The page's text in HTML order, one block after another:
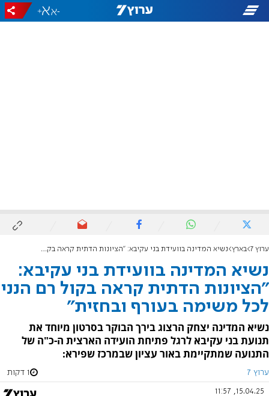
-
+
ערוץ 7 בארץ נשיא המדינה בוועידת בני עקיבא: "הציונות הדתית קראה בקול רם הנני לכל משימה בעורף ובחזית"
נשיא המדינה בוועידת בני עקיבא:
"הציונות הדתית קראה בקול רם הנני
לכל משימה בעורף ובחזית"
נשיא המדינה יצחק הרצוג בירך הבוקר בסרטון מיוחד את
תנועת בני עקיבא לרגל פתיחת הועידה הארצית ה-כ"ה של
התנועה שמתקיימת באור עציון שבמרכז שפירא:
ערוץ 7 1 דקות
15.04.25, 11:57